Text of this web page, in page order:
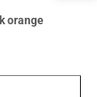
orange